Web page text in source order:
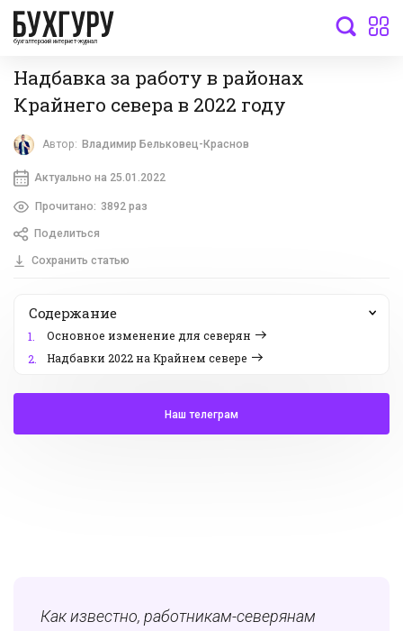
бухгалтерский интернет-журнал
Надбавка за работу в районах
Крайнего севера в 2022 году
Автор: Владимир Бельковец-Краснов
Актуально на 25.01.2022
Прочитано: 3892 раз
Поделиться
Сохранить статью
Содержание
1.
Основное изменение для северян
2.
Надбавки 2022 на Крайнем севере
Наш телеграм
Как известно, работникам-северянам